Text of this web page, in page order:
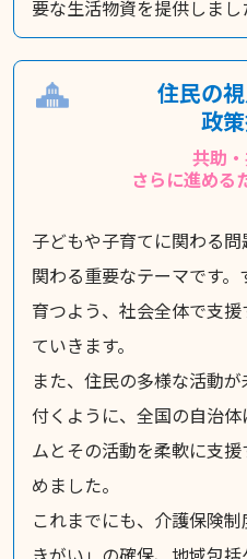
要な生活物資を提供しまし
住民の
政
共助
さらに進める
子どもや子育てに関わる
関わる重要なテーマです
育つよう、社会全体で支
ていきます。
また、住民の多様な活動
付くように、全国の自治
ムとその活動を柔軟に支
めました。
これまでにも、介護保険